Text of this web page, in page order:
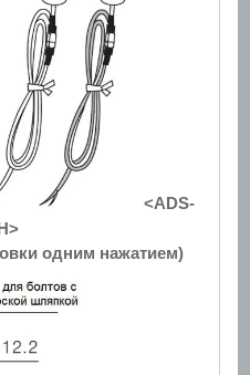
<ADS-
одним нажатием)